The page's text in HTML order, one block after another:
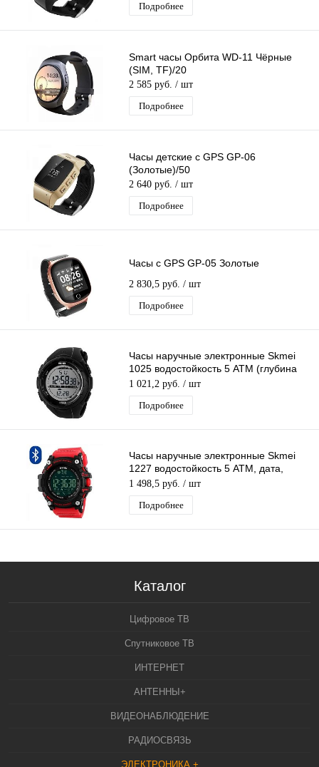
Подробнее
Smart часы Орбита WD-11 Чёрные
(SIM, TF)/20
2 585 руб. / шт
Подробнее
Часы детские с GPS GP-06
(Золотые)/50
2 640 руб. / шт
Подробнее
Часы с GPS GP-05 Золотые
2 830,5 руб. / шт
Подробнее
Часы наручные электронные Skmei
1025 водостойкость 5 АТМ (глубина
50м)
1 021,2 руб. / шт
Подробнее
Часы наручные электронные Skmei
1227 водостойкость 5 АТМ, дата,
будильник, секундомер, подсветка
1 498,5 руб. / шт
Подробнее
Каталог
Цифровое ТВ
Спутниковое ТВ
ИНТЕРНЕТ
АНТЕННЫ+
ВИДЕОНАБЛЮДЕНИЕ
РАДИОСВЯЗЬ
ЭЛЕКТРОНИКА +